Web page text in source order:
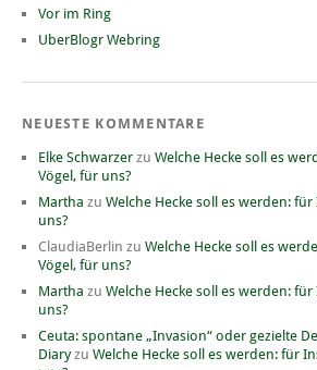
Vor im Ring
UberBlogr Webring
NEUESTE KOMMENTARE
Elke Schwarzer zu Welche Hecke soll es
Vögel, für uns?
Martha zu Welche Hecke soll es werden:
uns?
ClaudiaBerlin zu Welche Hecke soll es
Vögel, für uns?
Martha zu Welche Hecke soll es werden:
uns?
Ceuta: spontane „Invasion“ oder gezielte
Diaryzu Welche Hecke soll es werden: für